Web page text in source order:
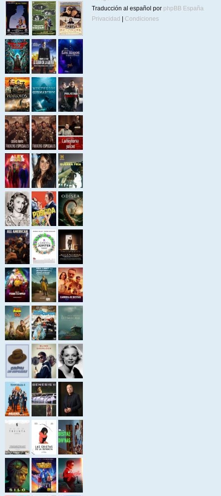
Traducción al español por phpBB España
Privacidad | Condiciones